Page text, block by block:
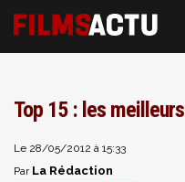
Top 15 : les
Le 28/05/2012 à 15:33
Par La Rédaction